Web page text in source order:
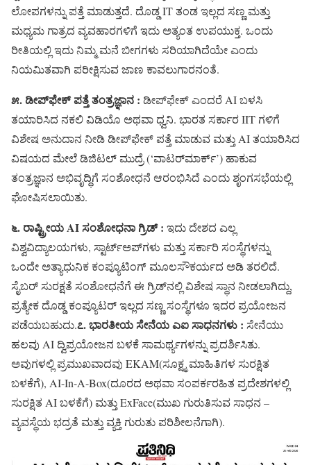
ಲೋಪಗಳನ್ನು ಪತ್ತೆ ಮಾಡುತ್ತದೆ. ದೊಡ್ಡ IT ತಂಡ ಇಲ್ಲದ ಸಣ್ಣ ಮತ್ತು
ಮಧ್ಯಮ ಗಾತ್ರದ ವ್ಯವಹಾರಗಳಿಗೆ ಇದು ಅತ್ಯಂತ ಉಪಯುಕ್ತ. ಒಂದು
ರೀತಿಯಲ್ಲಿ ಇದು ನಿಮ್ಮ ಮನೆ ಬೀಗಗಳು ಸರಿಯಾಗಿದೆಯೇ ಎಂದು
ನಿಯಮಿತವಾಗಿ ಪರೀಕ್ಷಿಸುವ ಜಾಣ ಕಾವಲುಗಾರನಂತೆ.
೫. ಡೀಪ್‌ಫೇಕ್ ಪತ್ತೆ ತಂತ್ರಜ್ಞಾನ : ಡೀಪ್‌ಫೇಕ್ ಎಂದರೆ AI ಬಳಸಿ
ತಯಾರಿಸಿದ ನಕಲಿ ವಿಡಿಯೊ ಅಥವಾ ಧ್ವನಿ. ಭಾರತ ಸರ್ಕಾರ IIT ಗಳಿಗೆ
ವಿಶೇಷ ಅನುದಾನ ನೀಡಿ ಡೀಪ್‌ಫೇಕ್ ಪತ್ತೆ ಮಾಡುವ ಮತ್ತು AI ತಯಾರಿಸಿದ
ವಿಷಯದ ಮೇಲೆ ಡಿಜಿಟಲ್ ಮುದ್ರೆ (‘ವಾಟರ್‌ಮಾರ್ಕ್’) ಹಾಕುವ
ತಂತ್ರಜ್ಞಾನ ಅಭಿವೃದ್ಧಿಗೆ ಸಂಶೋಧನೆ ಆರಂಭಿಸಿದೆ ಎಂದು ಶೃಂಗಸಭೆಯಲ್ಲಿ
ಘೋಷಿಸಲಾಯಿತು.
೬. ರಾಷ್ಟ್ರೀಯ AI ಸಂಶೋಧನಾ ಗ್ರಿಡ್ : ಇದು ದೇಶದ ಎಲ್ಲ
ವಿಶ್ವವಿದ್ಯಾಲಯಗಳು, ಸ್ಟಾರ್ಟ್‌ಅಪ್‌ಗಳು ಮತ್ತು ಸರ್ಕಾರಿ ಸಂಸ್ಥೆಗಳನ್ನು
ಒಂದೇ ಅತ್ಯಾಧುನಿಕ ಕಂಪ್ಯೂಟಿಂಗ್ ಮೂಲಸೌಕರ್ಯದ ಅಡಿ ತರಲಿದೆ.
ಸೈಬರ್ ಸುರಕ್ಷತೆ ಸಂಶೋಧನೆಗೆ ಈ ಗ್ರಿಡ್‌ನಲ್ಲಿ ವಿಶೇಷ ಸ್ಥಾನ ನೀಡಲಾಗಿದ್ದು,
ಪ್ರತ್ಯೇಕ ದೊಡ್ಡ ಕಂಪ್ಯೂಟರ್ ಇಲ್ಲದ ಸಣ್ಣ ಸಂಸ್ಥೆಗಳೂ ಇದರ ಪ್ರಯೋಜನ
ಪಡೆಯಬಹುದು.೭. ಭಾರತೀಯ ಸೇನೆಯ ಎಐ ಸಾಧನಗಳು : ಸೇನೆಯು
ಹಲವು AI ದ್ವಿಪ್ರಯೋಜನ ಬಳಕೆ ಸಾಮರ್ಥ್ಯಗಳನ್ನು ಪ್ರದರ್ಶಿಸಿತು.
ಅವುಗಳಲ್ಲಿ ಪ್ರಮುಖವಾದವು EKAM(ಸೂಕ್ಷ್ಮ ಮಾಹಿತಿಗಳ ಸುರಕ್ಷಿತ
ಬಳಕೆಗೆ), AI-In-A-Box(ದೂರದ ಅಥವಾ ಸಂಪರ್ಕರಹಿತ ಪ್ರದೇಶಗಳಲ್ಲಿ
ಸುರಕ್ಷಿತ AI ಬಳಕೆಗೆ) ಮತ್ತು ExFace(ಮುಖ ಗುರುತಿಸುವ ಸಾಧನ –
ವ್ಯವಸ್ಥೆಯ ಭದ್ರತೆ ಮತ್ತು ವ್ಯಕ್ತಿ ಗುರುತು ಪರಿಶೀಲನೆಗಾಗಿ).